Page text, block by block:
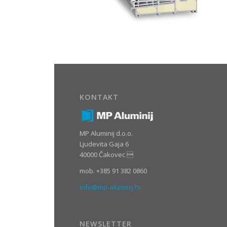
KONTAKT
MP Aluminij d.o.o.
Ljudevita Gaja 6
40000 Čakovec 
mob. +385 91 382 0860
info@mp-aluminij.hr
NEWSLETTER